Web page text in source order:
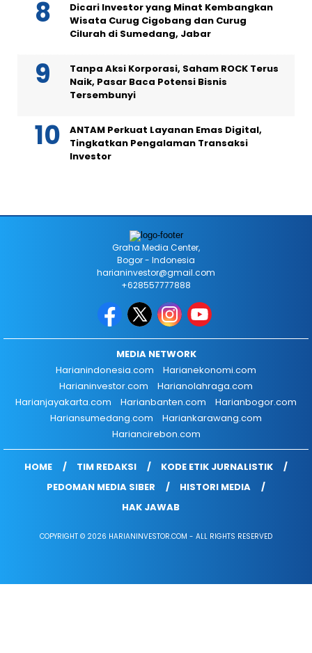
Dicari Investor yang Minat Kembangkan
Wisata Curug Cigobang dan Curug
Cilurah di Sumedang, Jabar
Tanpa Aksi Korporasi, Saham ROCK Terus
Naik, Pasar Baca Potensi Bisnis
Tersembunyi
ANTAM Perkuat Layanan Emas Digital,
Tingkatkan Pengalaman Transaksi
Investor
Graha Media Center,
Bogor - Indonesia
harianinvestor@gmail.com
+628557777888
MEDIA NETWORK
Harianindonesia.com
Harianekonomi.com
Harianinvestor.com
Harianolahraga.com
Harianjayakarta.com
Harianbanten.com
Harianbogor.com
Hariansumedang.com
Hariankarawang.com
Hariancirebon.com
HOME TIM REDAKSI
KODE ETIK JURNALISTIK
PEDOMAN MEDIA SIBER
HISTORI MEDIA
HAK JAWAB
COPYRIGHT © 2026 HARIANINVESTOR.COM - ALL RIGHTS RESERVED